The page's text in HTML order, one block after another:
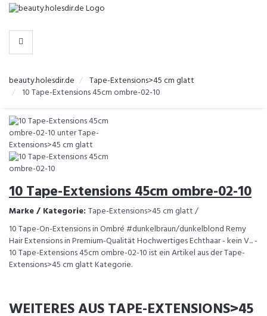
-
KATEGORIEN
beauty.holesdir.de
Tape-Extensions>45 cm glatt
10 Tape-Extensions 45cm ombre-02-10
10 Tape-Extensions 45cm ombre-02-10
Marke / Kategorie: Tape-Extensions>45 cm glatt /
10 Tape-On-Extensions in Ombré #dunkelbraun/dunkelblond Remy
Hair Extensions in Premium-Qualität Hochwertiges Echthaar - kein V... -
10 Tape-Extensions 45cm ombre-02-10 ist ein Artikel aus der Tape-
Extensions>45 cm glatt Kategorie.
WEITERES AUS TAPE-EXTENSIONS>45